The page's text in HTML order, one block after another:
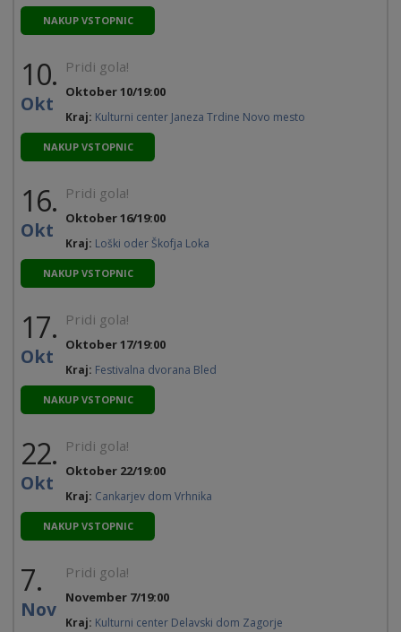
NAKUP VSTOPNIC
10.
Okt
Pridi gola!
Oktober 10/19:00
Kraj: Kulturni center Janeza Trdine Novo mesto
NAKUP VSTOPNIC
16.
Okt
Pridi gola!
Oktober 16/19:00
Kraj: Loški oder Škofja Loka
NAKUP VSTOPNIC
17.
Okt
Pridi gola!
Oktober 17/19:00
Kraj: Festivalna dvorana Bled
NAKUP VSTOPNIC
22.
Okt
Pridi gola!
Oktober 22/19:00
Kraj: Cankarjev dom Vrhnika
NAKUP VSTOPNIC
7.
Nov
Pridi gola!
November 7/19:00
Kraj: Kulturni center Delavski dom Zagorje